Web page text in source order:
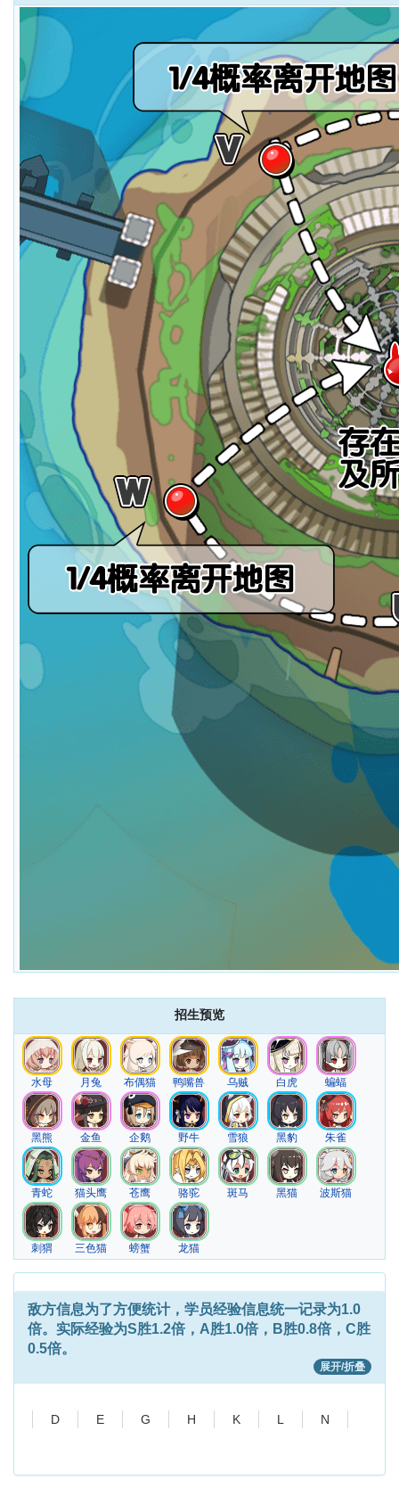
招生预览
水母 月兔 布偶猫 鸭嘴兽 乌贼 白虎 蝙蝠
黑熊 金鱼 企鹅 野牛 雪狼 黑豹 朱雀
青蛇 猫头鹰 苍鹰 骆驼 斑马 黑猫 波斯猫
刺猬 三色猫 螃蟹 龙猫
敌方信息为了方便统计，学员经验信息统一记录为1.0
倍。实际经验为S胜1.2倍，A胜1.0倍，B胜0.8倍，C胜
0.5倍。
展开/折叠
D E G H K L N